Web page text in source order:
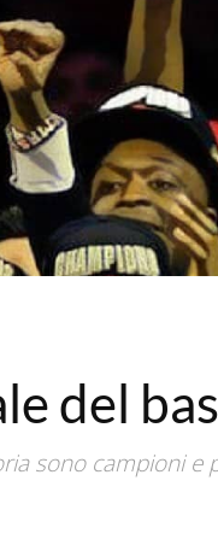
del
sono campioni e